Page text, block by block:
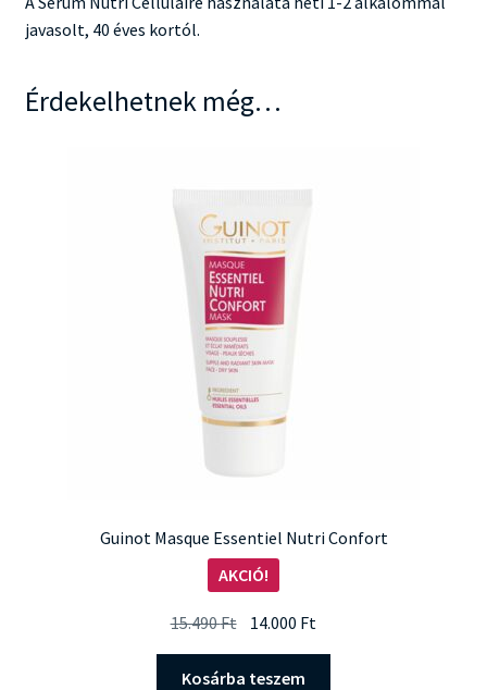
javasolt, 40 éves kortól.
Érdekelhetnek még…
Guinot Masque Essentiel Nutri Confort
AKCIÓ!
15.490Ft Original
was:
14.000 Ft
Kosárba teszem